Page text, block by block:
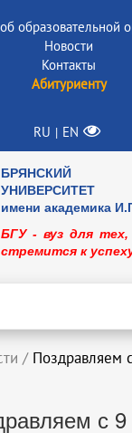
образовательной
Новости
Контакты
Абитуриенту
RU | EN
БРЯНСКИЙ
УНИВЕРСИТЕТ
имени академика
БГУ - вуз для
стремится к
/ Поздравляем
с